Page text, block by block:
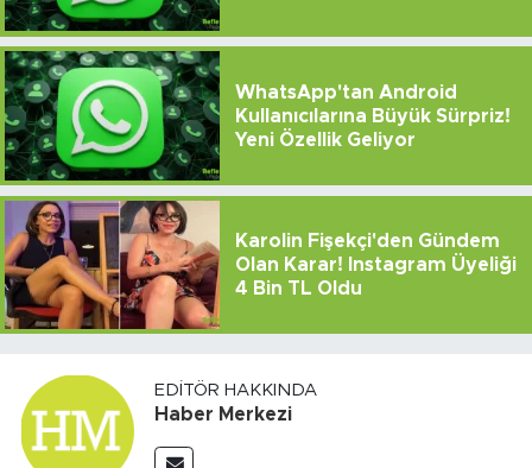
WhatsApp'tan Android
Kullanıcılarına Büyük Sürpriz!
Yeni Özellik Geliyor
Karolin Fişekçi'den Gündem
Olan Karar! Instagram Üyeliği
4 Bin TL Oldu
EDITÖR HAKKINDA
Haber Merkezi